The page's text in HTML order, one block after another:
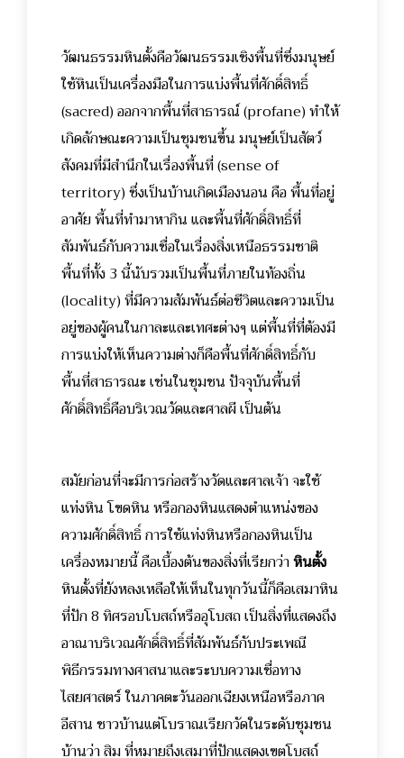
วัฒนธรรมหินตั้งคือวัฒนธรรมเชิงพื้นที่ซึ่งมนุษย์
ใช้หินเป็นเครื่องมือในการแบ่งพื้นที่ศักดิ์สิทธิ์
(sacred) ออกจากพื้นที่สาธารณ์ (profane) ทำให้
เกิดลักษณะความเป็นชุมชนขึ้น มนุษย์เป็นสัตว์
สังคมที่มีสำนึกในเรื่องพื้นที่ (sense of
territory) ซึ่งเป็นบ้านเกิดเมืองนอน คือ พื้นที่อยู่
อาศัย พื้นที่ทำมาหากิน และพื้นที่ศักดิ์สิทธิ์ที่
สัมพันธ์กับความเชื่อในเรื่องสิ่งเหนือธรรมชาติ
พื้นที่ทั้ง 3 นี้นับรวมเป็นพื้นที่ภายในท้องถิ่น
(locality) ที่มีความสัมพันธ์ต่อชีวิตและความเป็น
อยู่ของผู้คนในกาละและเทศะต่างๆ แต่พื้นที่ที่ต้องมี
การแบ่งให้เห็นความต่างก็คือพื้นที่ศักดิ์สิทธิ์กับ
พื้นที่สาธารณะ เช่นในชุมชน ปัจจุบันพื้นที่
ศักดิ์สิทธิ์คือบริเวณวัดและศาลผี เป็นต้น
สมัยก่อนที่จะมีการก่อสร้างวัดและศาลเจ้า จะใช้
แท่งหิน โขดหิน หรือกองหินแสดงตำแหน่งของ
ความศักดิ์สิทธิ์ การใช้แท่งหินหรือกองหินเป็น
เครื่องหมายนี้ คือเบื้องต้นของสิ่งที่เรียกว่าหินตั้ง
หินตั้งที่ยังหลงเหลือให้เห็นในทุกวันนี้ก็คือเสมาหิน
ที่ปัก 8 ทิศรอบโบสถ์หรืออุโบสถ เป็นสิ่งที่แสดงถึง
อาณาบริเวณศักดิ์สิทธิ์ที่สัมพันธ์กับประเพณี
พิธีกรรมทางศาสนาและระบบความเชื่อทาง
ไสยศาสตร์ ในภาคตะวันออกเฉียงเหนือหรือภาค
อีสาน ชาวบ้านแต่โบราณเรียกวัดในระดับชุมชน
บ้านว่า สิม ที่หมายถึงเสมาที่ปักแสดงเขตโบสถ์